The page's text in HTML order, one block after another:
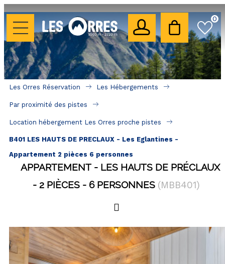
0
LES HÉBERGEMENTS
Toutes nos locations
Hébergements avec piscine
Hébergements labellisés qualité
A proximité des remontées mécaniques ( VTT,
Hébergements par quartier
Hôtels - Chambres d'Hôtes & SPA
SÉJOURS & BONS PLANS
LOCALISATION
Les Orres 1550
Les Orres Réservation Les Hébergements
Par proximité des pistes
Location hébergement Les Orres proche pistes
B401 LES HAUTS DE PRECLAUX - Les Eglantines -
Appartement 2 pièces 6 personnes
APPARTEMENT
LES HAUTS DE PRÉCLAUX
2 PIÈCES
6 PERSONNES (MBB401)